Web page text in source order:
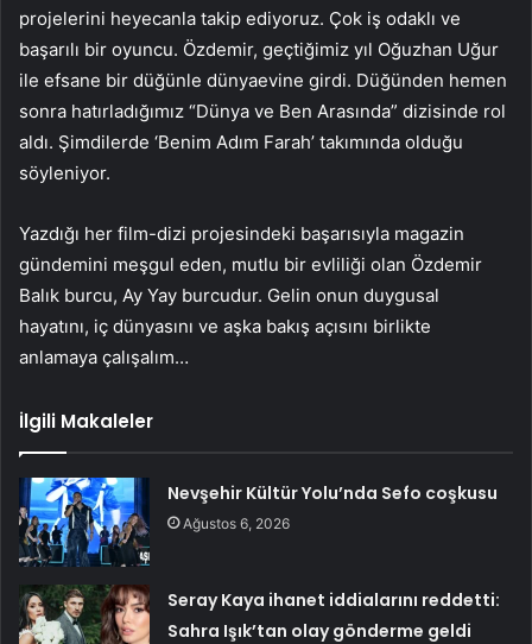
projelerini heyecanla takip ediyoruz. Çok iş odaklı ve
başarılı bir oyuncu. Özdemir, geçtiğimiz yıl Oğuzhan Uğur
ile efsane bir düğünle dünyaevine girdi. Düğünden hemen
sonra hatırladığımız “Dünya ve Ben Arasında” dizisinde rol
aldı. Şimdilerde ‘Benim Adım Farah’ takımında olduğu
söyleniyor.
Yazdığı her film-dizi projesindeki başarısıyla magazin
gündemini meşgul eden, mutlu bir evliliği olan Özdemir
Balık burcu, Ay Yay burcudur. Gelin onun duygusal
hayatını, iç dünyasını ve aşka bakış açısını birlikte
anlamaya çalışalım…
İlgili Makaleler
Nevşehir Kültür Yolu’nda Sefo coşkusu
Ağustos 6, 2026
Seray Kaya ihanet iddialarını reddetti:
Sahra Işık’tan olay gönderme geldi